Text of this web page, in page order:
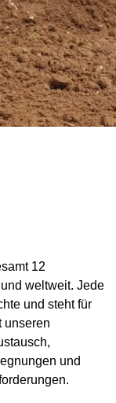
12
weltweit. Jede
und steht für
unseren
und